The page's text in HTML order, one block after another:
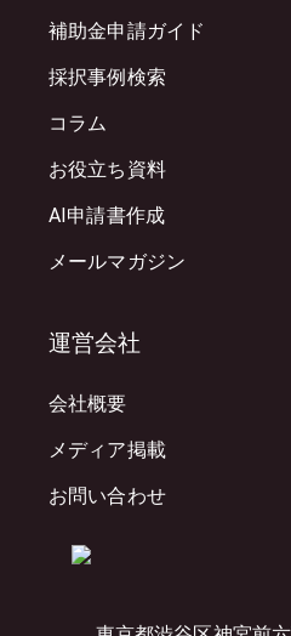
補助金申請ガイド
採択事例検索
コラム
お役立ち資料
AI申請書作成
メールマガジン
運営会社
会社概要
メディア掲載
お問い合わせ